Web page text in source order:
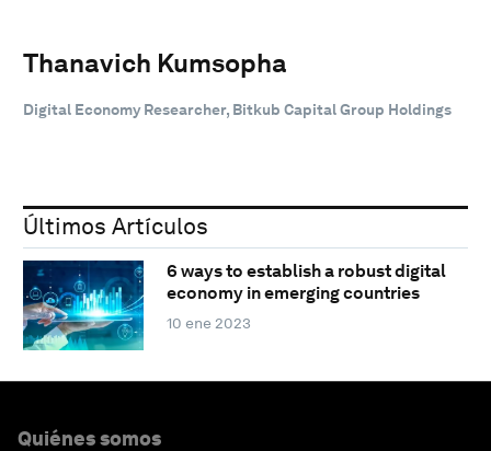
Thanavich Kumsopha
Digital Economy Researcher, Bitkub Capital Group Holdings
Últimos Artículos
6 ways to establish a robust digital
economy in emerging countries
10 ene 2023
Quiénes somos